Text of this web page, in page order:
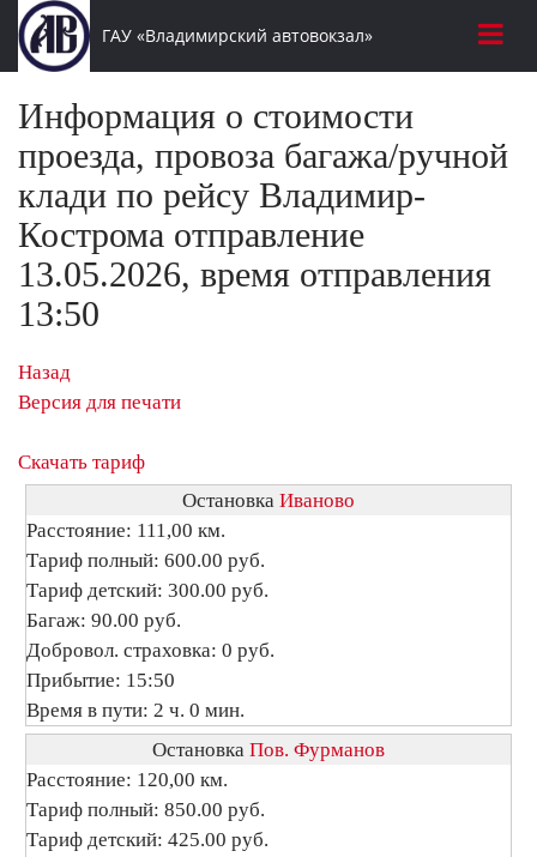
ГАУ «Владимирский автовокзал»
Информация о стоимости
проезда, провоза багажа/ручной
клади по рейсу Владимир-
Кострома отправление
13.05.2026, время отправления
13:50
Назад
Версия для печати
Скачать тариф
Остановка Иваново
Расстояние: 111,00 км.
Тариф полный: 600.00 руб.
Тариф детский: 300.00 руб.
Багаж: 90.00 руб.
Добровол. страховка: 0 руб.
Прибытие: 15:50
Время в пути: 2 ч. 0 мин.
Остановка Пов. Фурманов
Расстояние: 120,00 км.
Тариф полный: 850.00 руб.
Тариф детский: 425.00 руб.